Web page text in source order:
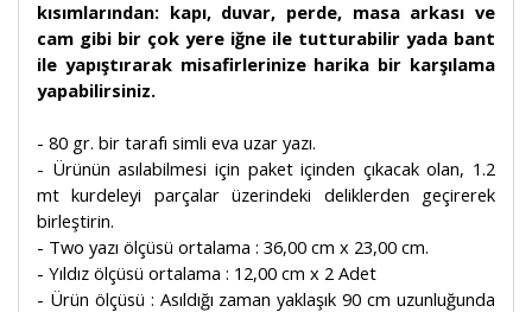
kısımlarından: kapı, duvar, perde, masa arkası ve
cam gibi bir çok yere iğne ile tutturabilir yada bant
ile yapıştırarak misafirlerinize harika bir karşılama
yapabilirsiniz.
- 80 gr. bir tarafı simli eva uzar yazı.
- Ürünün asılabilmesi için paket içinden çıkacak olan, 1.2
mt kurdeleyi parçalar üzerindeki deliklerden geçirerek
birleştirin.
- Two yazı ölçüsü ortalama : 36,00 cm x 23,00 cm.
- Yıldız ölçüsü ortalama : 12,00 cm x 2 Adet
- Ürün ölçüsü : Asıldığı zaman yaklaşık 90 cm uzunluğunda